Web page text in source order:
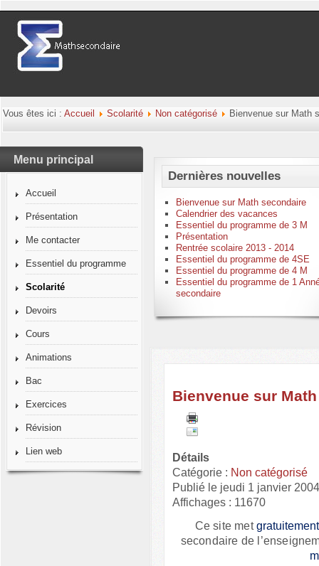
Vous êtes ici : Accueil Scolarité Non catégorisé Bienvenue sur Math
Menu principal
Accueil
Présentation
Me contacter
Essentiel du programme
Scolarité
Devoirs
Cours
Animations
Bac
Exercices
Révision
Lien web
Dernières nouvelles
Bienvenue sur Math secondaire
Calendrier des vacances
Essentiel du programme de 3 M
Présentation
Rentrée scolaire 2013 - 2014
Essentiel du programme de 4SE
Essentiel du programme de 4 M
Essentiel du programme de 1
secondaire
Bienvenue sur
Détails
Catégorie : Non catégorisé
Publié le jeudi 1 janvier
Affichages : 11670
Ce site met
secondaire de